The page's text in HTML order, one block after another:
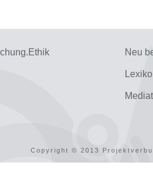
Neu
Copyright © 2013